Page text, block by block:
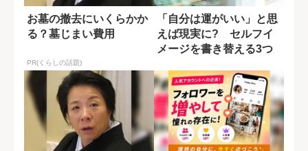
お墓の撤去にいくらかか
る？墓じまい費用
PR(くらしの話題)
「自分は運がいい」と思
えば現実に? セルフイ
メージを書き替える3つ